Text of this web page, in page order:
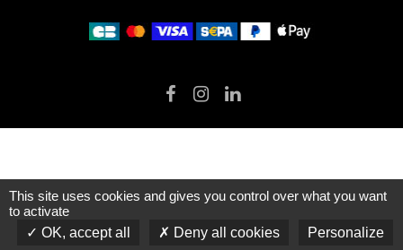
This site uses cookies and gives you control over what you want
to activate
OK, accept all
Deny all cookies Personalize